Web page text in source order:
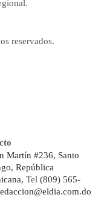
reservados.
Martín #236, Santo
República
Tel (809) 565-